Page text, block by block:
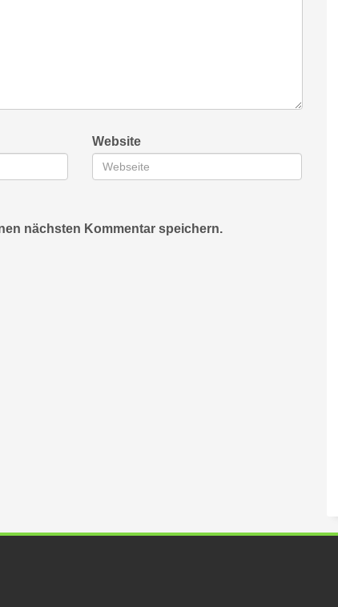
Website
nächsten Kommentar speichern.